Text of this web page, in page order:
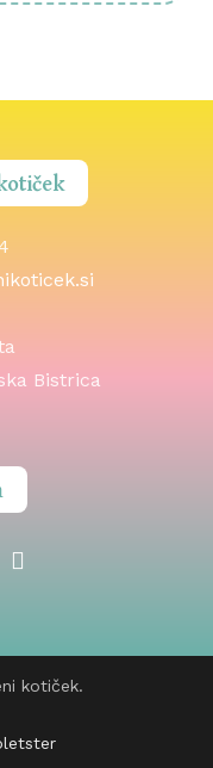
Bistrica
kotiček.